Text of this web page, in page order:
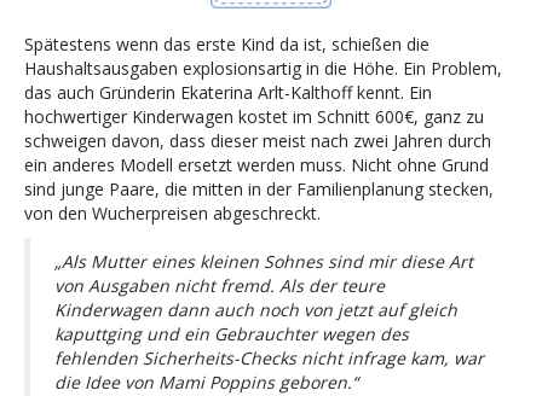
Spätestens wenn das erste Kind da ist, schießen die
Haushaltsausgaben explosionsartig in die Höhe. Ein Problem,
das auch Gründerin Ekaterina Arlt-Kalthoff kennt. Ein
hochwertiger Kinderwagen kostet im Schnitt 600€, ganz zu
schweigen davon, dass dieser meist nach zwei Jahren durch
ein anderes Modell ersetzt werden muss. Nicht ohne Grund
sind junge Paare, die mitten in der Familienplanung stecken,
von den Wucherpreisen abgeschreckt.
„Als Mutter eines kleinen Sohnes sind mir diese Art
von Ausgaben nicht fremd. Als der teure
Kinderwagen dann auch noch von jetzt auf gleich
kaputtging und ein Gebrauchter wegen des
fehlenden Sicherheits-Checks nicht infrage kam, war
die Idee von Mami Poppins geboren.“